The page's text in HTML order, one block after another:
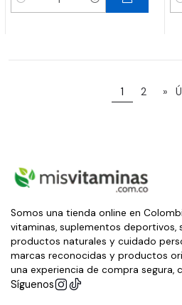
Cantidad
1 2 »
Somos una tienda online en
vitaminas, suplementos deportivos,
productos naturales y cuidado
marcas reconocidas y productos
una experiencia de compra segura,
Síguenos